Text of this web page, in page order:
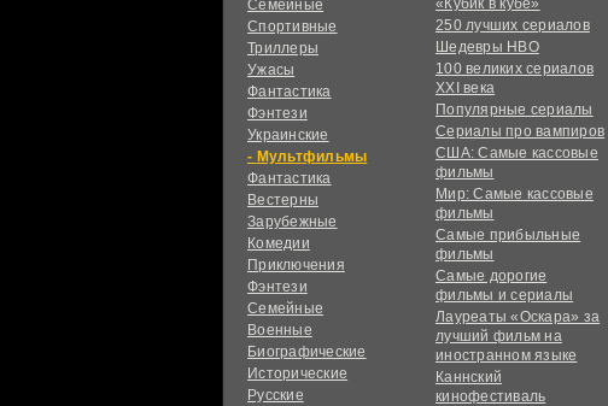
Семейные
Спортивные
Триллеры
Ужасы
Фантастика
Фэнтези
Украинcкие
Мультфильмы
Фантастика
Вестерны
Зарубежные
Комедии
Приключения
Фэнтези
Семейные
Военные
Биографические
Исторические
Русские
250 лучших сериалов
Шедевры HBO
100 великих сериалов
XXI века
Популярные сериалы
Сериалы про вампиров
США: Самые кассовые
фильмы
Мир: Самые кассовые
фильмы
Самые прибыльные
фильмы
Самые дорогие
фильмы и сериалы
Лауреаты «Оскара» за
лучший фильм на
иностранном языке
Каннский
кинофестиваль